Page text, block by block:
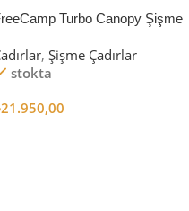
Turbo Canopy Şişme
, Şişme Çadırlar
stokta
21.950,00